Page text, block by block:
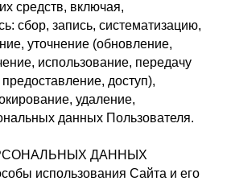
средств, включая,
сбор, запись, систематизацию,
уточнение (обновление,
использование, передачу
доступ),
удаление,
данных Пользователя.
ДАННЫХ
использования Сайта и его